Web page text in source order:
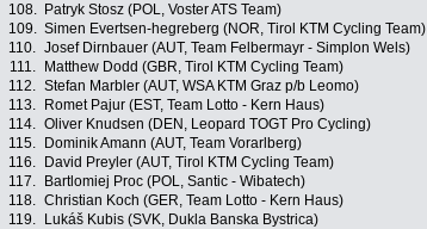
108.
Patryk Stosz (POL, Voster ATS Team)
109. Simen Evertsen-hegreberg (NOR, Tirol KTM Cycling Team)
110. Josef Dirnbauer (AUT, Team Felbermayr - Simplon Wels)
111.
Matthew Dodd (GBR, Tirol KTM Cycling Team)
112. Stefan Marbler (AUT, WSA KTM Graz p/b Leomo)
113.
Romet Pajur (EST, Team Lotto - Kern Haus)
114. Oliver Knudsen (DEN, Leopard TOGT Pro Cycling)
115.
Dominik Amann (AUT, Team Vorarlberg)
116.
David Preyler (AUT, Tirol KTM Cycling Team)
117.
Bartlomiej Proc (POL, Santic - Wibatech)
118. Christian Koch (GER, Team Lotto - Kern Haus)
119.
Lukáš Kubis (SVK, Dukla Banska Bystrica)